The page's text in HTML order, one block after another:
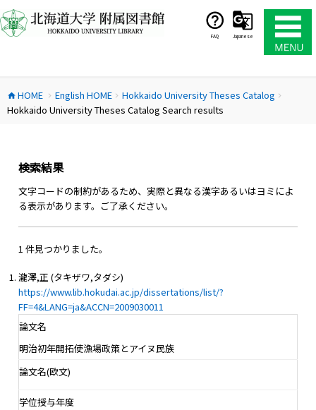
ン
テ
ス
キ
FAQ Japanese
home HOME chevron_right English HOMEchevron_right Hokkaido University Theses Catalog chevron_right
Hokkaido University Theses Catalog Search results
検索結果
文字コードの制約があるため、実際と異なる漢字あるいはヨミによ
る表示があります。ご了承ください。
1 件見つかりました。
瀧澤,正 (タキザワ,タダシ)
https://www.lib.hokudai.ac.jp/dissertations/list/?
FF=4&LANG=ja&ACCN=2009030011
論文名
明治初年開拓使漁場政策とアイヌ民族
論文名(欧文)
学位授与年度